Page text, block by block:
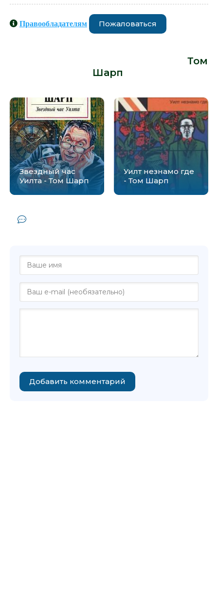
Правообладателям Пожаловаться
Том
Шарп
Звездный час
Уилта - Том Шарп
Уилт незнамо где
- Том Шарп
Добавить комментарий